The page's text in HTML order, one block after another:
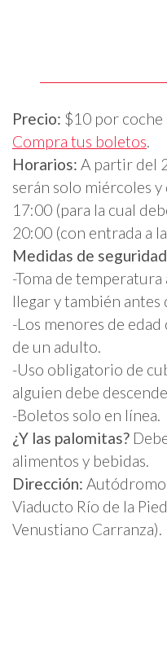
Precio: $10 por coche
Compra tus boletos.
Horarios: A partir del
serán solo miércoles
17:00 (para la cual
20:00 (con entrada a
Medidas de
-Toma de temperatura
llegar y también antes
-Los menores de
de un adulto.
-Uso obligatorio de
alguien debe
-Boletos solo en línea.
¿Y las palomitas?
alimentos y bebidas.
Dirección: Autódromo
Viaducto Río de la
Venustiano Carranza).